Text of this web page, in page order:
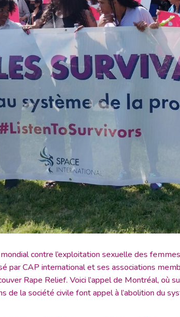
contre l’exploitation sexuelle des
par CAP international et ses associations
Rape Relief. Voici l’appel de Montréal,
de la société civile font appel à l’abolition du